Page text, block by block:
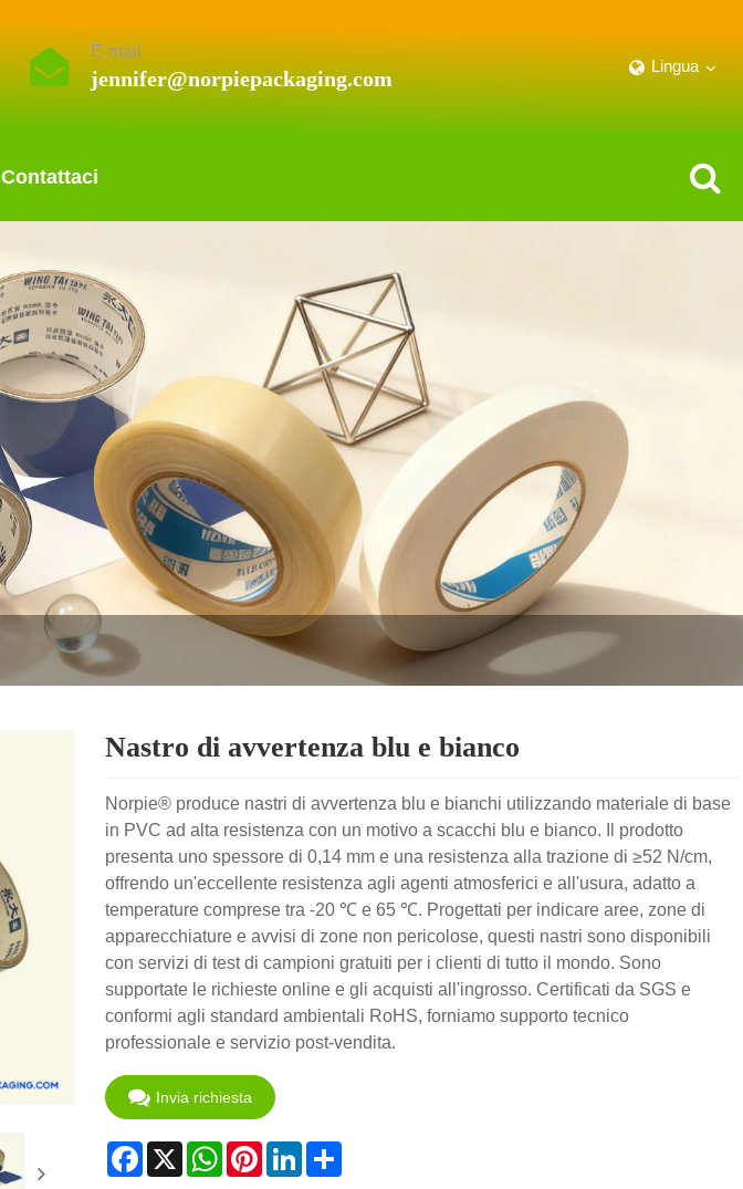
E-mail
jennifer@norpiepackaging.com
Lingua
Contattaci
Nastro di avvertenza blu e bianco
Norpie® produce nastri di avvertenza blu e bianchi utilizzando materiale di base
in PVC ad alta resistenza con un motivo a scacchi blu e bianco. Il prodotto
presenta uno spessore di 0,14 mm e una resistenza alla trazione di ≥52 N/cm,
offrendo un'eccellente resistenza agli agenti atmosferici e all'usura, adatto a
temperature comprese tra -20 ℃ e 65 ℃. Progettati per indicare aree, zone di
apparecchiature e avvisi di zone non pericolose, questi nastri sono disponibili
con servizi di test di campioni gratuiti per i clienti di tutto il mondo. Sono
supportate le richieste online e gli acquisti all'ingrosso. Certificati da SGS e
conformi agli standard ambientali RoHS, forniamo supporto tecnico
professionale e servizio post-vendita.
Invia richiesta
Facebook
X WhatsApp
PinterestLinkedInShare